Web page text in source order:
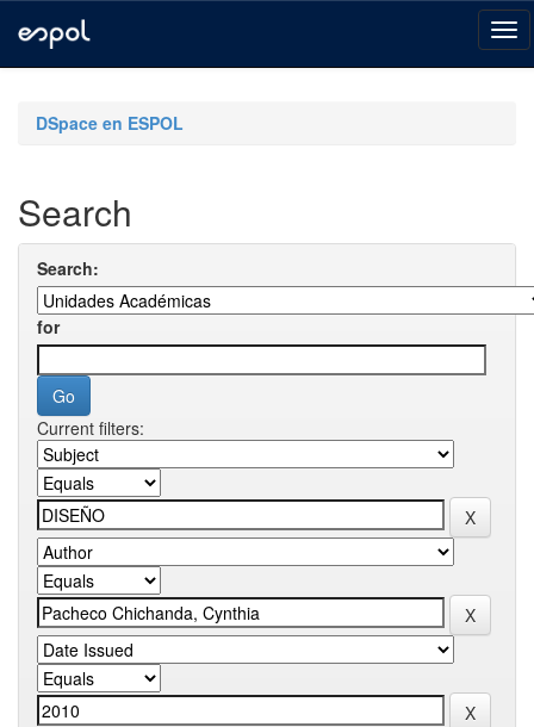
navigationDSpace en ESPOL
Search
Search:
for
Current filters: